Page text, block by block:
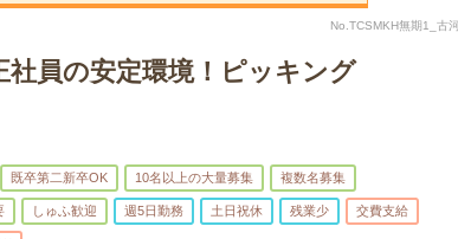
No.TCSMKH無期1_古河
社員の安定環境！ピッキング
既卒第二新卒OK 10名以上の大量募集 複数名募集
しゅふ歓迎 週5日勤務 土日祝休 残業少 交費支給